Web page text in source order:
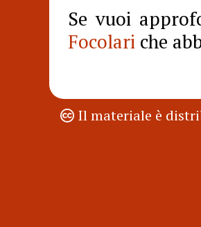
Se vuoi
Focolariche
Il materiale è